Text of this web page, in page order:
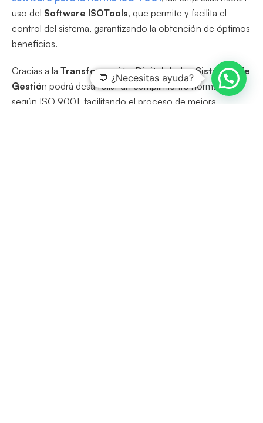
uso del Software ISOTools, que permite y facilita el
control del sistema, garantizando la obtención de óptimos
beneficios.
Gracias a la Transformación Digital de los Sistemas de
Gestión podrá desarrollar un cumplimiento normativo
según ISO 9001, facilitando el proceso de mejora
💬 ¿Necesitas ayuda?